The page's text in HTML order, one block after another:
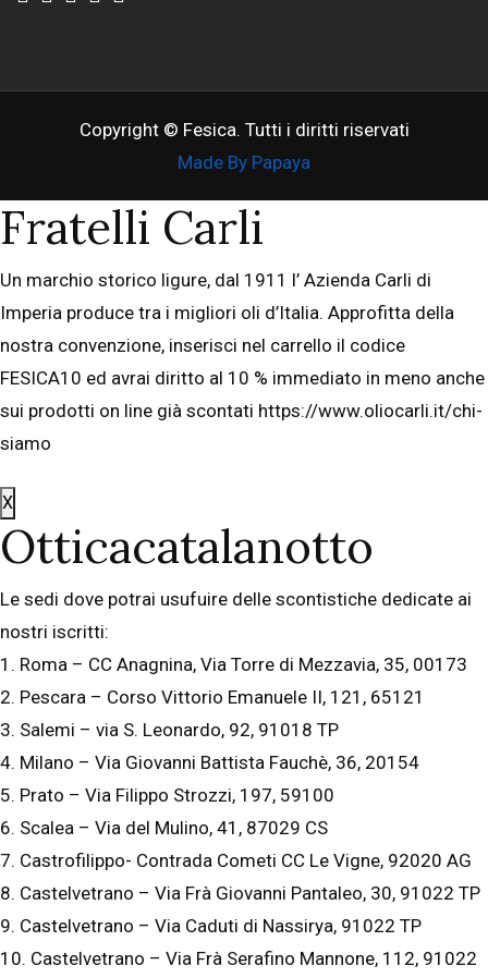
Copyright © Fesica. Tutti i diritti riservati
Made By Papaya
Fratelli Carli
Un marchio storico ligure, dal 1911 l’ Azienda Carli di
Imperia produce tra i migliori oli d’Italia. Approfitta della
nostra convenzione, inserisci nel carrello il codice
FESICA10 ed avrai diritto al 10 % immediato in meno anche
sui prodotti on line già scontati https://www.oliocarli.it/chi-
siamo
X
Otticacatalanotto
Le sedi dove potrai usufuire delle scontistiche dedicate ai
nostri iscritti:
1. Roma – CC Anagnina, Via Torre di Mezzavia, 35, 00173
2. Pescara – Corso Vittorio Emanuele II, 121, 65121
3. Salemi – via S. Leonardo, 92, 91018 TP
4. Milano – Via Giovanni Battista Fauchè, 36, 20154
5. Prato – Via Filippo Strozzi, 197, 59100
6. Scalea – Via del Mulino, 41, 87029 CS
7. Castrofilippo- Contrada Cometi CC Le Vigne, 92020 AG
8. Castelvetrano – Via Frà Giovanni Pantaleo, 30, 91022 TP
9. Castelvetrano – Via Caduti di Nassirya, 91022 TP
10. Castelvetrano – Via Frà Serafino Mannone, 112, 91022